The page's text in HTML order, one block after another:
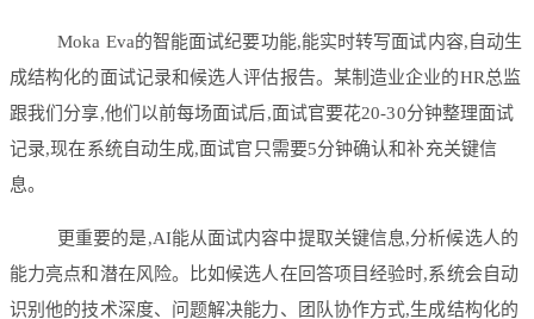
Moka Eva的智能面试纪要功能,能实时转写面试内容,自动生
成结构化的面试记录和候选人评估报告。某制造业企业的HR总监
跟我们分享,他们以前每场面试后,面试官要花20-30分钟整理面试
记录,现在系统自动生成,面试官只需要5分钟确认和补充关键信
息。
更重要的是,AI能从面试内容中提取关键信息,分析候选人的
能力亮点和潜在风险。比如候选人在回答项目经验时,系统会自动
识别他的技术深度、问题解决能力、团队协作方式,生成结构化的